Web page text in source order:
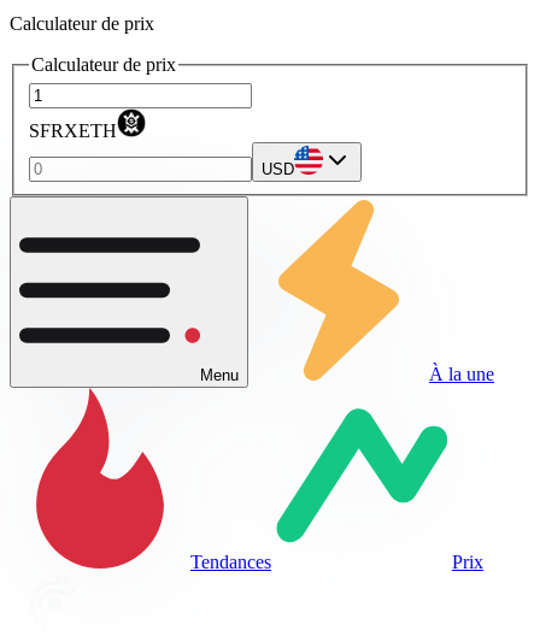
Calculateur de prix
Calculateur de prix
SFRXETH
USD
Menu À la une
Tendances Prix